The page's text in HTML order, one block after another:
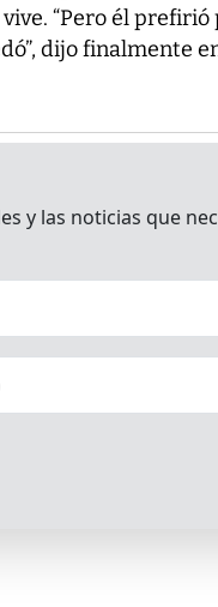
“Pero él
dijo finalmente